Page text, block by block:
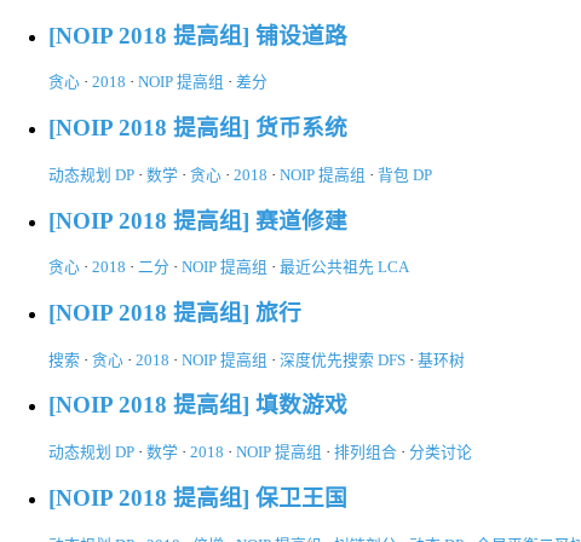
[NOIP 2018 提高组] 铺设道路
贪心 · 2018 · NOIP 提高组 · 差分
[NOIP 2018 提高组] 货币系统
动态规划 DP · 数学 · 贪心 · 2018 · NOIP 提高组 · 背包 DP
[NOIP 2018 提高组] 赛道修建
贪心 · 2018 · 二分 · NOIP 提高组 · 最近公共祖先 LCA
[NOIP 2018 提高组] 旅行
搜索 · 贪心 · 2018 · NOIP 提高组 · 深度优先搜索 DFS · 基环树
[NOIP 2018 提高组] 填数游戏
动态规划 DP · 数学 · 2018 · NOIP 提高组 · 排列组合 · 分类讨论
[NOIP 2018 提高组] 保卫王国